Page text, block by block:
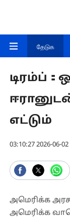
தேடுக
டிரம்ப்：
எட்டும்
03:10:27 2026-06-02
அமெரிக்க
அமெரிக்க